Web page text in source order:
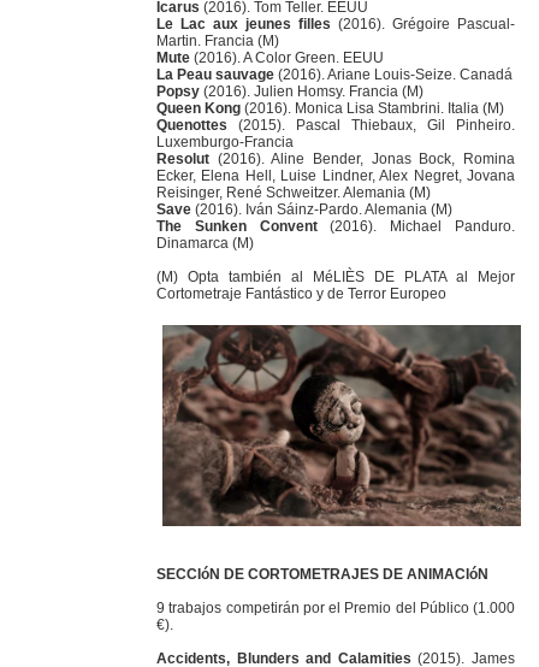
Icarus (2016). Tom Teller. EEUU
Le Lac aux jeunes filles (2016). Grégoire Pascual-
Martin. Francia (M)
Mute (2016). A Color Green. EEUU
La Peau sauvage (2016). Ariane Louis-Seize. Canadá
Popsy (2016). Julien Homsy. Francia (M)
Queen Kong (2016). Monica Lisa Stambrini. Italia (M)
Quenottes (2015). Pascal Thiebaux, Gil Pinheiro.
Luxemburgo-Francia
Resolut (2016). Aline Bender, Jonas Bock, Romina
Ecker, Elena Hell, Luise Lindner, Alex Negret, Jovana
Reisinger, René Schweitzer. Alemania (M)
Save (2016). Iván Sáinz-Pardo. Alemania (M)
The Sunken Convent(2016). Michael Panduro.
Dinamarca (M)
(M) Opta también al MéLIÈS DE PLATA al Mejor
Cortometraje Fantástico y de Terror Europeo
SECCIóN DE CORTOMETRAJES DE ANIMACIóN
9 trabajos competirán por el Premio del Público (1.000
€).
Accidents, Blunders and Calamities (2015). James